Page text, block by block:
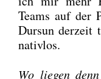
Teams auf der
Dursun der­zeit
na­tiv­los.
Wo lie­gen